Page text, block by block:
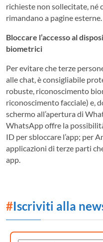
richieste non sollecitate, né
rimandano a pagine esterne.
Bloccare l’accesso al
biometrici
Per evitare che terze
alle chat, è consigliabile
robuste, riconoscimento
riconoscimento facciale) e,
schermo all’apertura di
WhatsApp offre la
ID per sbloccare l’app; per
applicazioni di terze parti
app.
#Iscriviti alla